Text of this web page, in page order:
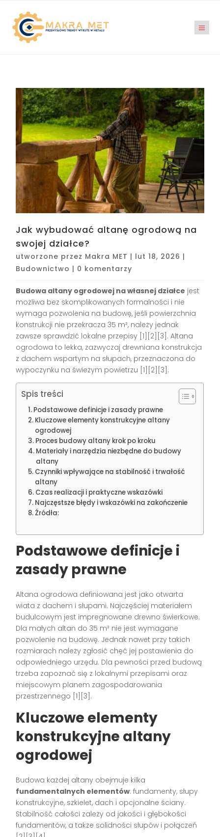
Jak wybudować altanę ogrodową na
swojej działce?
utworzone przez Makra MET | lut 18, 2026 |
Budownictwo | 0 komentarzy
Budowa altany ogrodowej na własnej działce jest
możliwa bez skomplikowanych formalności i nie
wymaga pozwolenia na budowę, jeśli powierzchnia
konstrukcji nie przekracza 35 m², należy jednak
zawsze sprawdzić lokalne przepisy [1][2][3] . Altana
ogrodowa to lekka, zazwyczaj drewniana konstrukcja
z dachem wspartym na słupach, przeznaczona do
wypoczynku na świeżym powietrzu [1][2][3] .
Spis treści
Podstawowe definicje i zasady prawne
Kluczowe elementy konstrukcyjne altany
ogrodowej
Proces budowy altany krok po kroku
Materiały i narzędzia niezbędne do budowy
altany
Czynniki wpływające na stabilność i trwałość
altany
Czas realizacji i praktyczne wskazówki
Najczęstsze błędy i wskazówki na zakończenie
Źródła:
Podstawowe definicje i
zasady prawne
Altana ogrodowa definiowana jest jako otwarta
wiata z dachem i słupami. Najczęściej materiałem
budulcowym jest impregnowane drewno świerkowe.
Dla małych altan do 35 m² nie jest wymagane
pozwolenie na budowę. Jednak nawet przy takich
rozmiarach należy zgłosić chęć jej postawienia do
odpowiedniego urzędu. Dla pewności przed budową
trzeba zapoznać się z lokalnymi przepisami oraz
miejscowym planem zagospodarowania
przestrzennego [1][3] .
Kluczowe elementy
konstrukcyjne altany
ogrodowej
Budowa każdej altany obejmuje kilka
fundamentalnych elementów: fundamenty, słupy
konstrukcyjne, szkielet, dach i opcjonalne ściany.
Stabilność całości zależy od jakości i głębokości
fundamentów, a także solidności słupów i połączeń